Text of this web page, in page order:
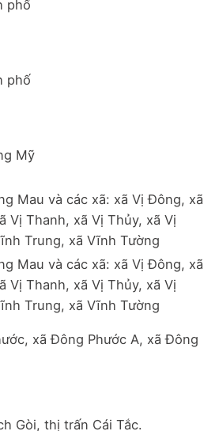
phố
phố
Mỹ
Mau và các xã: xã Vị Đông, xã
Vị Thanh, xã Vị Thủy, xã Vị
Trung, xã Vĩnh Tường
Mau và các xã: xã Vị Đông, xã
Vị Thanh, xã Vị Thủy, xã Vị
Trung, xã Vĩnh Tường
xã Đông Phước A, xã Đông
Gòi, thị trấn Cái Tắc.